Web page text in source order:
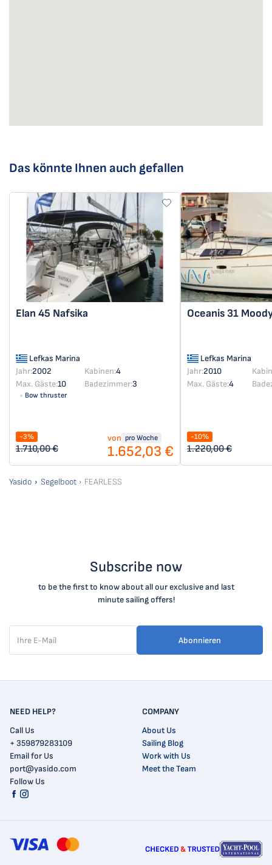
Das könnte Ihnen auch gefallen
Elan 45 Nafsika
Lefkas Marina
Jahr:2002 Kabinen:4
Max. Gäste:10 Badezimmer:3
Bow thruster
-3%
1.710,00 €
von pro Woche
1.652,03 €
Oceanis 31
Lefkas Marina
Jahr:2010
Max. Gäste:4
-10%
1.220,00 €
Yasido Segelboot FEARLESS
Subscribe now
to be the first to know about all our exclusive and last
minute sailing offers!
Abonnieren
NEED HELP?
Call Us
+ 359879283109
Email for Us
port@yasido.com
Follow Us
COMPANY
About Us
Sailing Blog
Work with Us
Meet the Team